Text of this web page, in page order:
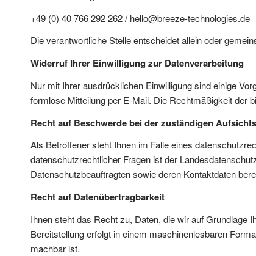
+49 (0) 40 766 292 262 / hello@breeze-technologies.de
Die verantwortliche Stelle entscheidet allein oder
Widerruf Ihrer Einwilligung zur Datenverarbeitung
Nur mit Ihrer ausdrücklichen Einwilligung sind einige
formlose Mitteilung per E-Mail. Die Rechtmäßigkeit der
Recht auf Beschwerde bei der zuständigen
Als Betroffener steht Ihnen im Falle eines
datenschutzrechtlicher Fragen ist der
Datenschutzbeauftragten sowie deren Kontaktdaten
Recht auf Datenübertragbarkeit
Ihnen steht das Recht zu, Daten, die wir auf Grundlage
Bereitstellung erfolgt in einem maschinenlesbaren
machbar ist.